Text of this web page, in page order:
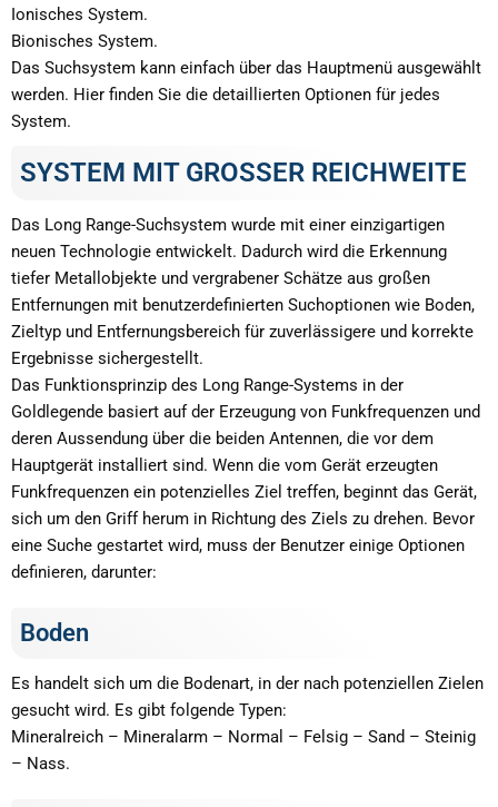
Ionisches System.
Bionisches System.
Das Suchsystem kann einfach über das Hauptmenü ausgewählt
werden. Hier finden Sie die detaillierten Optionen für jedes
System.
SYSTEM MIT GROSSER REICHWEITE
Das Long Range-Suchsystem wurde mit einer einzigartigen
neuen Technologie entwickelt. Dadurch wird die Erkennung
tiefer Metallobjekte und vergrabener Schätze aus großen
Entfernungen mit benutzerdefinierten Suchoptionen wie Boden,
Zieltyp und Entfernungsbereich für zuverlässigere und korrekte
Ergebnisse sichergestellt.
Das Funktionsprinzip des Long Range-Systems in der
Goldlegende basiert auf der Erzeugung von Funkfrequenzen und
deren Aussendung über die beiden Antennen, die vor dem
Hauptgerät installiert sind. Wenn die vom Gerät erzeugten
Funkfrequenzen ein potenzielles Ziel treffen, beginnt das Gerät,
sich um den Griff herum in Richtung des Ziels zu drehen. Bevor
eine Suche gestartet wird, muss der Benutzer einige Optionen
definieren, darunter:
Boden
Es handelt sich um die Bodenart, in der nach potenziellen Zielen
gesucht wird. Es gibt folgende Typen:
Mineralreich – Mineralarm – Normal – Felsig – Sand – Steinig
– Nass.